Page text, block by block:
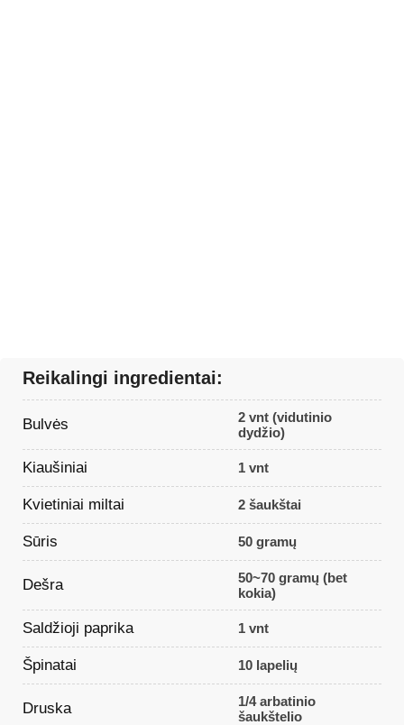
Reikalingi ingredientai:
Bulvės
2 vnt (vidutinio
dydžio)
Kiaušiniai 1 vnt
Kvietiniai miltai 2 šaukštai
Sūris 50 gramų
Dešra
50~70 gramų (bet
kokia)
Saldžioji paprika 1 vnt
Špinatai 10 lapelių
Druska
1/4 arbatinio
šaukštelio